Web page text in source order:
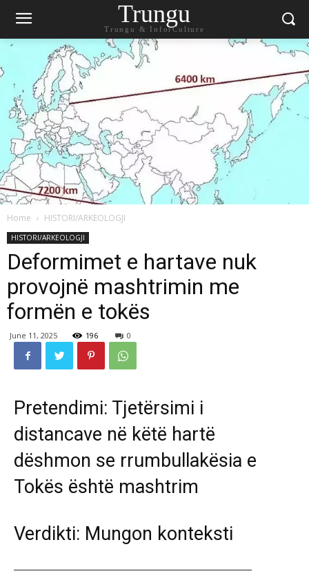
Trungu
Trungu & InforCulture
Home HISTORI/ARKEOLOGJI
HISTORI/ARKEOLOGJI
Deformimet e hartave nuk
provojnë mashtrimin me
formën e tokës
June 11, 2025 196 0
Pretendimi: Tjetërsimi i
distancave në këtë hartë
dëshmon se rrumbullakësia e
Tokës është mashtrim
Verdikti: Mungon konteksti
———————————————————————